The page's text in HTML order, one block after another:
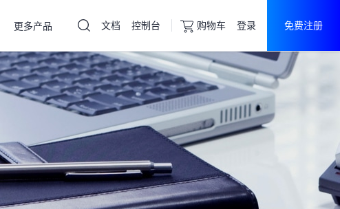
更多产品
云服务器直达热门产品
控制台
产品
华北云服务器
虚拟主机
文档 控制台 购物车 登录 免费注册